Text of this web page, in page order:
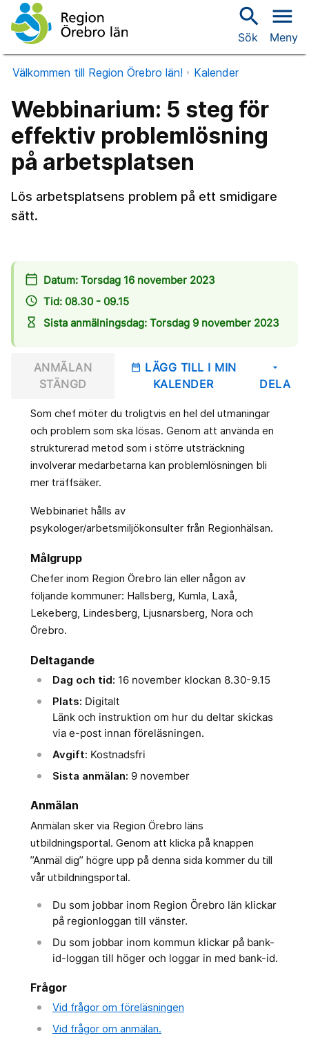
search
Sök
menu
Meny
Välkommen till Region Örebro län! Kalender
Webbinarium: 5 steg för
effektiv problemlösning
på arbetsplatsen
Lös arbetsplatsens problem på ett smidigare
sätt.
calendar_today Datum: Torsdag 16 november 2023
access_time Tid: 08.30 - 09.15
hourglass_empty
Sista anmälningsdag: Torsdag 9 november 2023
ANMÄLAN
STÄNGD
date_range LÄGG TILL I MIN
KALENDER
arrow_drop_down
DELA
Som chef möter du troligtvis en hel del utmaningar
och problem som ska lösas. Genom att använda en
strukturerad metod som i större utsträckning
involverar medarbetarna kan problemlösningen bli
mer träffsäker.
Webbinariet hålls av
psykologer/arbetsmiljökonsulter från Regionhälsan.
Målgrupp
Chefer inom Region Örebro län eller någon av
följande kommuner: Hallsberg, Kumla, Laxå,
Lekeberg, Lindesberg, Ljusnarsberg, Nora och
Örebro.
Deltagande
Dag och tid: 16 november klockan 8.30-9.15
Plats: Digitalt
Länk och instruktion om hur du deltar skickas
via e-post innan föreläsningen.
Avgift: Kostnadsfri
Sista anmälan: 9 november
Anmälan
Anmälan sker via Region Örebro läns
utbildningsportal. Genom att klicka på knappen
”Anmäl dig” högre upp på denna sida kommer du till
vår utbildningsportal.
Du som jobbar inom Region Örebro län klickar
på regionloggan till vänster.
Du som jobbar inom kommun klickar på bank-
id-loggan till höger och loggar in med bank-id.
Frågor
Vid frågor om föreläsningen
Vid frågor om anmälan.